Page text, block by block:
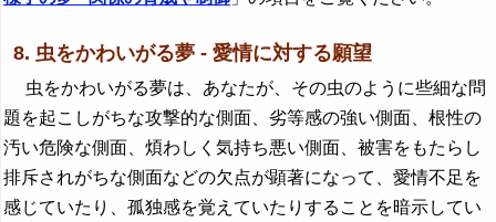
8. 虫をかわいがる夢 - 愛情に対する願望
虫をかわいがる夢は、あなたが、その虫のように些細な問
題を起こしがちな攻撃的な側面、劣等感の強い側面、根性の
汚い危険な側面、煩わしく気持ち悪い側面、被害をもたらし
排斥されがちな側面などの欠点が顕著になって、愛情不足を
感じていたり、孤独感を覚えていたりすることを暗示してい